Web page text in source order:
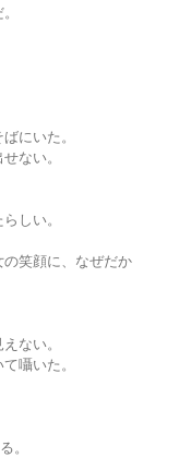
にいた。
ない。
しい。
の笑顔に、なぜだか
ない。
囁いた。
。